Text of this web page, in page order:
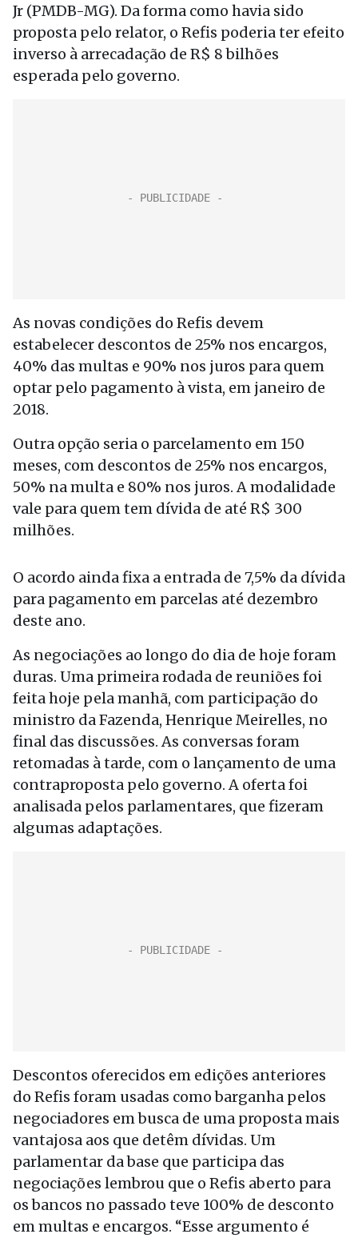
Jr (PMDB-MG). Da forma como havia sido
proposta pelo relator, o Refis poderia ter efeito
inverso à arrecadação de R$ 8 bilhões
esperada pelo governo.
As novas condições do Refis devem
estabelecer descontos de 25% nos encargos,
40% das multas e 90% nos juros para quem
optar pelo pagamento à vista, em janeiro de
2018.
Outra opção seria o parcelamento em 150
meses, com descontos de 25% nos encargos,
50% na multa e 80% nos juros. A modalidade
vale para quem tem dívida de até R$ 300
milhões.
O acordo ainda fixa a entrada de 7,5% da dívida
para pagamento em parcelas até dezembro
deste ano.
As negociações ao longo do dia de hoje foram
duras. Uma primeira rodada de reuniões foi
feita hoje pela manhã, com participação do
ministro da Fazenda, Henrique Meirelles, no
final das discussões. As conversas foram
retomadas à tarde, com o lançamento de uma
contraproposta pelo governo. A oferta foi
analisada pelos parlamentares, que fizeram
algumas adaptações.
Descontos oferecidos em edições anteriores
do Refis foram usadas como barganha pelos
negociadores em busca de uma proposta mais
vantajosa aos que detêm dívidas. Um
parlamentar da base que participa das
negociações lembrou que o Refis aberto para
os bancos no passado teve 100% de desconto
em multas e encargos. “Esse argumento é